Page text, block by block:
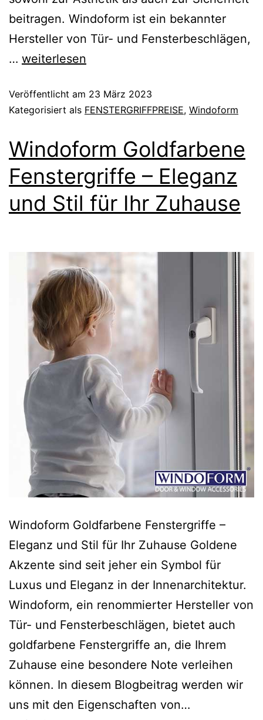
beitragen. Windoform ist ein bekannter
Hersteller von Tür- und Fensterbeschlägen,
… weiterlesen
Veröffentlicht am 23 März 2023
Kategorisiert als FENSTERGRIFFPREISE, Windoform
Windoform Goldfarbene
Fenstergriffe – Eleganz
und Stil für Ihr Zuhause
Windoform Goldfarbene Fenstergriffe –
Eleganz und Stil für Ihr Zuhause Goldene
Akzente sind seit jeher ein Symbol für
Luxus und Eleganz in der Innenarchitektur.
Windoform, ein renommierter Hersteller von
Tür- und Fensterbeschlägen, bietet auch
goldfarbene Fenstergriffe an, die Ihrem
Zuhause eine besondere Note verleihen
können. In diesem Blogbeitrag werden wir
uns mit den Eigenschaften von…